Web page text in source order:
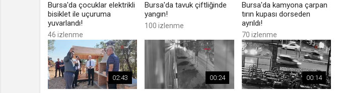
Bursa'da çocuklar elektrikli
bisiklet ile uçuruma
yuvarlandı!
46 izlenme
Bursa'da tavuk çiftliğinde
yangın!
100 izlenme
Bursa'da kamyona çarpan
tırın kupası dorseden
ayrıldı!
70 izlenme
02:43 00:24 00:14